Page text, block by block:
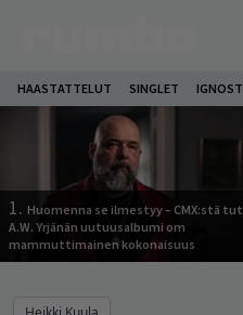
HAASTATTELUT SINGLET
1. Huomenna se ilmestyy – CMX:stä
A.W. Yrjänän uutuusalbumi om
mammuttimainen kokonaisuus